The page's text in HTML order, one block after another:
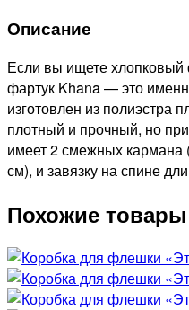
Описание
Если вы ищете хлопковый
фартук Khana — это
изготовлен из полиэстра
плотный и прочный, но
имеет 2 смежных кармана
см), и завязку на спине
Похожие товары